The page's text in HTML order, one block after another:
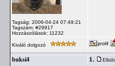
Tagság: 2006-04-24 07:49:21
Tagszám: #29917
Hozzászólások: 11232
Kiváló dolgozó
buksi4 1.